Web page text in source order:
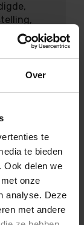
Over
te
te bieden
Ook delen we
onze
analyse. Deze
met andere
en met